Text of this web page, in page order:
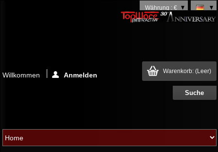
Währung : €
Warenkorb: (Leer)
Willkommen Anmelden